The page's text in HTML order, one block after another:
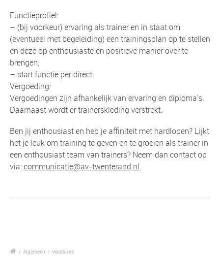
Functieprofiel:
– (bij voorkeur) ervaring als trainer en in staat om
(eventueel met begeleiding) een trainingsplan op te stellen
en deze op enthousiaste en positieve manier over te
brengen;
– start functie per direct.
Vergoeding:
Vergoedingen zijn afhankelijk van ervaring en diploma’s.
Daarnaast wordt er trainerskleding verstrekt.
Ben jij enthousiast en heb je affiniteit met hardlopen? Lijkt
het je leuk om training te geven en te groeien als trainer in
een enthousiast team van trainers? Neem dan contact op
via:communicatie@av-twenterand.nl
/ Algemeen / Vacatures